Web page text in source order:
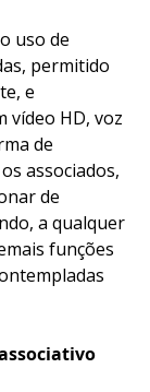
uso de
permitido
e
vídeo HD, voz
de
associados,
de
a qualquer
funções